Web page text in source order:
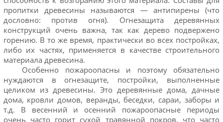
пропитки древесины называются — антипирены (что
дословно: против огня). Огнезащита деревянных
конструкций очень важна, так как дерево подвержено
горению. В то же время, практически во всех постройках,
либо их частях, применяется в качестве строительного
материала древесина.
Особенно пожароопасны и поэтому обязательно
нуждаются в огнезащите, постройки, выполненные
целиком из древесины. Это деревянные дома, дачные
дома, кровли домов, веранды, беседки, сараи, заборы и
т.д. В весенний и осенний пожароопасные периоды
очень часто горит сухой травянной покров, что часто